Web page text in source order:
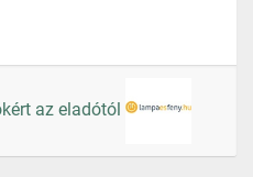
az eladótól